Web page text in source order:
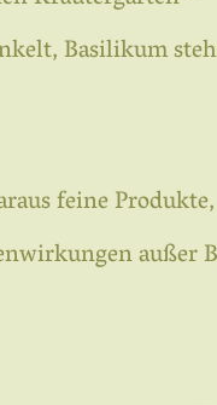
Basilikum
feine Produkte,
außer